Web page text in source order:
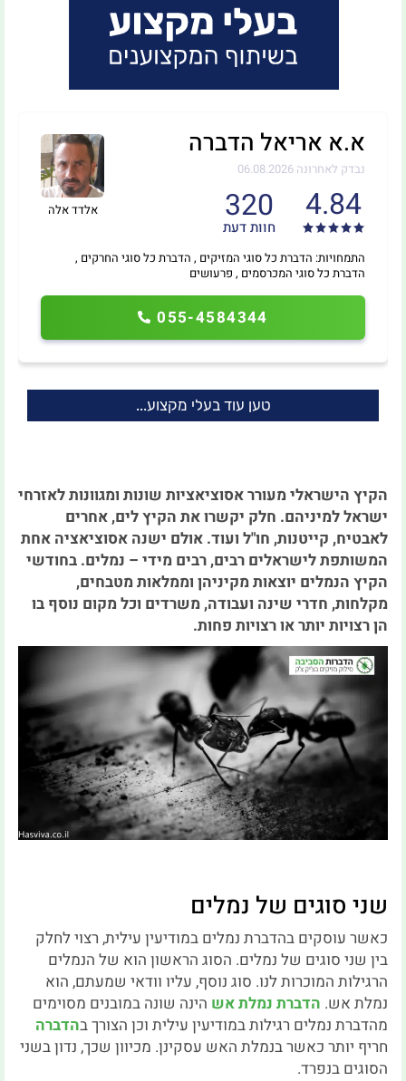
אלדד אלה
א.א אריאל הדברה
נבדק לאחרונה 06.08.2026
4.84
320
חוות דעת
055-4584344
התמחויות: הדברת כל סוגי המזיקים , הדברת כל סוגי החרקים ,
הדברת כל סוגי המכרסמים , פרעושים
טען עוד בעלי מקצוע...
הקיץ הישראלי מעורר אסוציאציות שונות ומגוונות לאזרחי
ישראל למיניהם. חלק יקשרו את הקיץ לים, אחרים
לאבטיח, קייטנות, חו"ל ועוד. אולם ישנה אסוציאציה אחת
המשותפת לישראלים רבים, רבים מידי – נמלים. בחודשי
הקיץ הנמלים יוצאות מקיניהן וממלאות מטבחים,
מקלחות, חדרי שינה ועבודה, משרדים וכל מקום נוסף בו
הן רצויות יותר או רצויות פחות.
שני סוגים של נמלים
כאשר עוסקים בהדברת נמלים במודיעין עילית, רצוי לחלק
בין שני סוגים של נמלים. הסוג הראשון הוא של הנמלים
הרגילות המוכרות לנו. סוג נוסף, עליו וודאי שמעתם, הוא
נמלת אש. הדברת נמלת אש הינה שונה במובנים מסוימים
מהדברת נמלים רגילות במודיעין עילית וכן הצורך בהדברה
חריף יותר כאשר בנמלת האש עסקינן. מכיוון שכך, נדון בשני
הסוגים בנפרד.